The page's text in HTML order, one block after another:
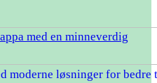
med en minneverdig